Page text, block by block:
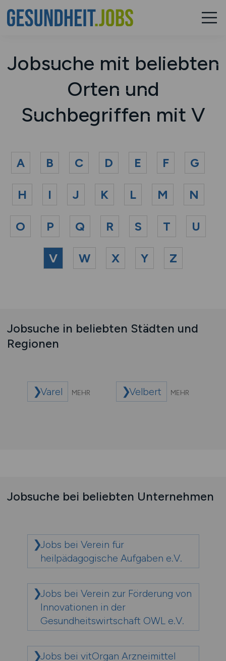
Jobsuche mit beliebten
Orten und
Suchbegriffen mit V
A B C D E F G
H I J K L M N
O P Q R S T U
V W X Y Z
Jobsuche in beliebten Städten und
Regionen
Varel MEHR Velbert MEHR
Jobsuche bei beliebten Unternehmen
Jobs bei Verein für
heilpädagogische Aufgaben e.V.
Jobs bei Verein zur Förderung von
Innovationen in der
Gesundheitswirtschaft OWL e.V.
Jobs bei vitOrgan Arzneimittel